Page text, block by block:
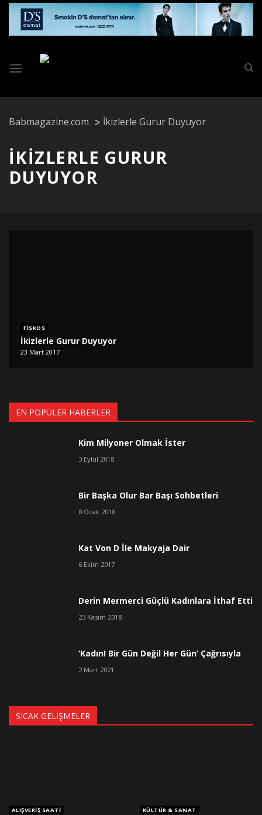
Skip
content
Babmagazine.com İkizlerle Gurur Duyuyor
İKIZLERLE GURUR
DUYUYOR
FISKOS
İkizlerle Gurur Duyuyor
23 Mart 2017
EN POPÜLER HABERLER
Kim Milyoner Olmak İster
3 Eylül 2018
Bir Başka Olur Bar Başı Sohbetleri
8 Ocak 2018
Kat Von D İle Makyaja Dair
6 Ekim 2017
Derin Mermerci Güçlü Kadınlara İthaf Etti
23 Kasım 2018
‘Kadın! Bir Gün Değil Her Gün’ Çağrısıyla
2 Mart 2021
SICAK GELIŞMELER
ALIŞVERIŞ SAATI KÜLTÜR & SANAT